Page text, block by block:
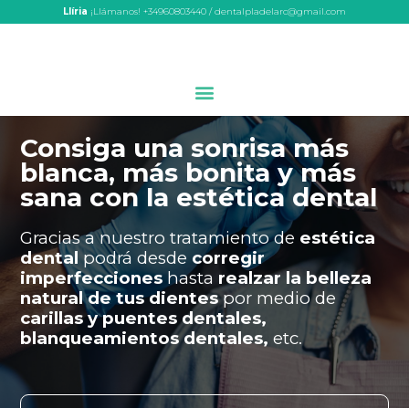
Llíria ¡Llámanos! +34960803440 / dentalpladelarc@gmail.com
Consiga una sonrisa más
blanca, más bonita y más
sana con la estética dental
Gracias a nuestro tratamiento de estética
dentalpodrá desde corregir
imperfeccioneshasta realzar la belleza
natural de tus dientespor medio de
carillas y puentes dentales,
blanqueamientos dentales, etc.